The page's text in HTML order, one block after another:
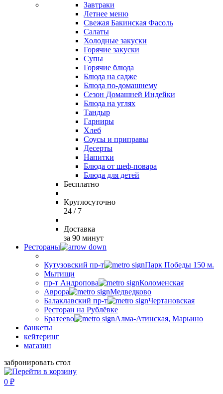
Завтраки
Летнее меню
Свежая Бакинская Фасоль
Салаты
Холодные закуски
Горячие закуски
Супы
Горячие блюда
Блюда на садже
Блюда по-домашнему
Сезон Домашней Индейки
Блюда на углях
Тандыр
Гарниры
Хлеб
Соусы и приправы
Десерты
Напитки
Блюда от шеф-повара
Блюда для детей
Бесплатно
Круглосуточно
24 / 7
Доставка
за 90 минут
Рестораны
Кутузовский пр-т
Парк Победы 150 м.
Мытищи
пр-т Андропова
Коломенская
Аврора
Медведково
Балаклавский пр-т
Чертановская
Ресторан на Рублёвке
Братеево
Алма-Атинская, Марьино
банкеты
кейтеринг
магазин
забронировать стол
0 ₽